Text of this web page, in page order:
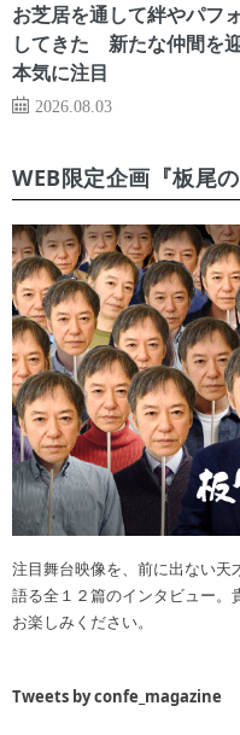
お芝居を通して絆やパフ
してきた 新たな仲間を
本気に注目
2026.08.03
WEB限定企画『板尾
注目舞台映像を、前に出ない天
語る全１２篇のインタビュー。
お楽しみください。
Tweets by confe_magazine